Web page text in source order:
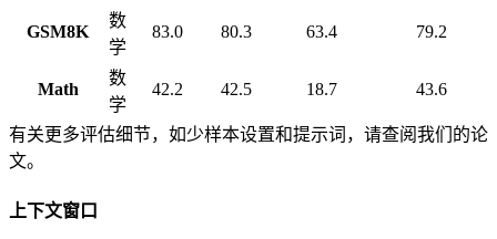
GSM8K
数
学
83.0 80.3 63.4 79.2
Math
数
学
42.2 42.5 18.7 43.6
有关更多评估细节，如少样本设置和提示词，请查阅我们的论
文。
上下文窗口